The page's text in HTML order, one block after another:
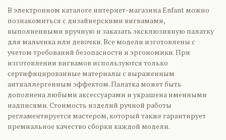
В электронном каталоге интернет-магазина Еnfant можно
познакомиться с дизайнерскими вигвамами,
выполненными вручную и заказать эксклюзивную палатку
для мальчика или девочки. Все модели изготовлены с
учетом требований безопасности и эргономики. При
изготовлении вигвамов используются только
сертифицированные материалы с выраженным
антиаллергенным эффектом. Палатка может быть
дополнена любыми аксессуарами и украшена именными
надписями. Стоимость изделий ручной работы
регламентируется мастером, который также гарантирует
премиальное качество сборки каждой модели.